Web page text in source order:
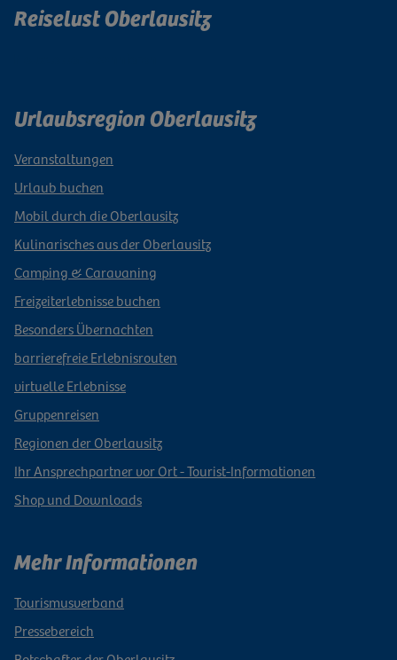
Reiselust Oberlausitz
Urlaubsregion Oberlausitz
Veranstaltungen
Urlaub buchen
Mobil durch die Oberlausitz
Kulinarisches aus der Oberlausitz
Camping & Caravaning
Freizeiterlebnisse buchen
Besonders Übernachten
barrierefreie Erlebnisrouten
virtuelle Erlebnisse
Gruppenreisen
Regionen der Oberlausitz
Ihr Ansprechpartner vor Ort - Tourist-Informationen
Shop und Downloads
Mehr Informationen
Tourismusverband
Pressebereich